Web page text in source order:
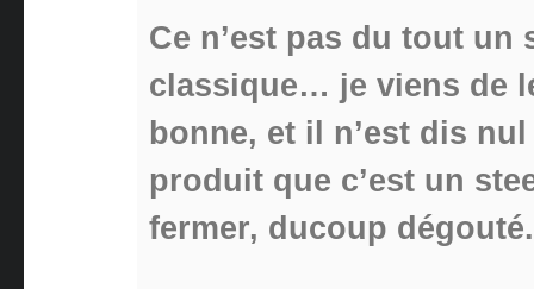
Ce n’est pas du tout un
classique… je viens de
bonne, et il n’est dis
produit que c’est un
fermer, ducoup dégouté.